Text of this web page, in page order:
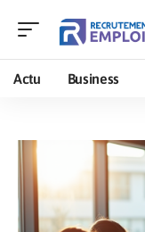
Actu Business